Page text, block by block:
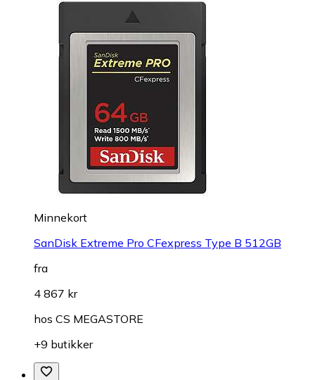
Minnekort
SanDisk Extreme Pro CFexpress Type B 512GB
fra
4 867 kr
hos CS MEGASTORE
+9 butikker